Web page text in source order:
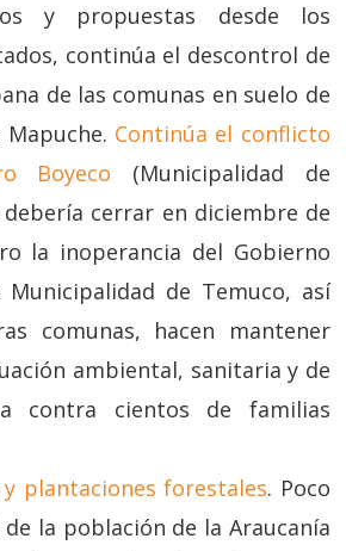
y propuestas desde los
continúa el descontrol de
de las comunas en suelo de
Continúa el conflicto
Boyeco (Municipalidad de
debería cerrar en diciembre de
la inoperancia del Gobierno
Municipalidad de Temuco, así
comunas, hacen mantener
ambiental, sanitaria y de
contra cientos de familias
plantaciones forestales. Poco
de la población de la Araucanía